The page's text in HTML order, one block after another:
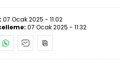
07 Ocak 2025 - 11:02
07 Ocak 2025 - 11:32